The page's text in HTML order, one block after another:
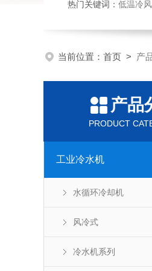
热门关键词： 低温冷
当前位置： 首页 > 产
产品
PRODUCT
工业冷水机
水循环冷却机
风冷式
冷水机系列